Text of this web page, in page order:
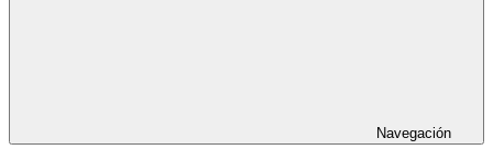
Navegación